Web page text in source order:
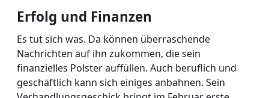
Erfolg und Finanzen
Es tut sich was. Da können überraschende
Nachrichten auf ihn zukommen, die sein
finanzielles Polster auffüllen. Auch beruflich und
geschäftlich kann sich einiges anbahnen. Sein